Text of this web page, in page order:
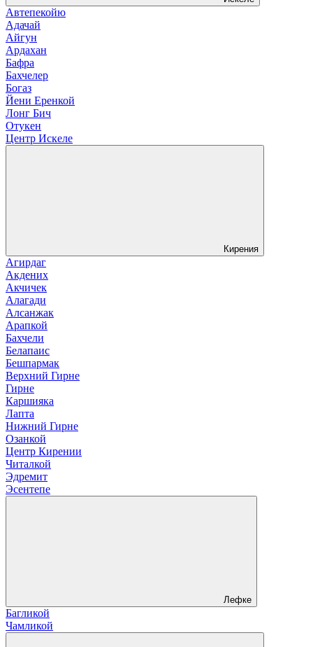
Автепекойю
Адачай
Айгун
Ардахан
Бафра
Бахчелер
Богаз
Йени Еренкой
Лонг Бич
Отукен
Центр Искеле
Кирения
Агирдаг
Акдених
Акчичек
Алагади
Алсанжак
Арапкой
Бахчели
Белапаис
Бешпармак
Верхний Гирне
Гирне
Каршияка
Лапта
Нижний Гирне
Озанкой
Центр Кирении
Читалкой
Эдремит
Эсентепе
Лефке
Багликой
Чамликой